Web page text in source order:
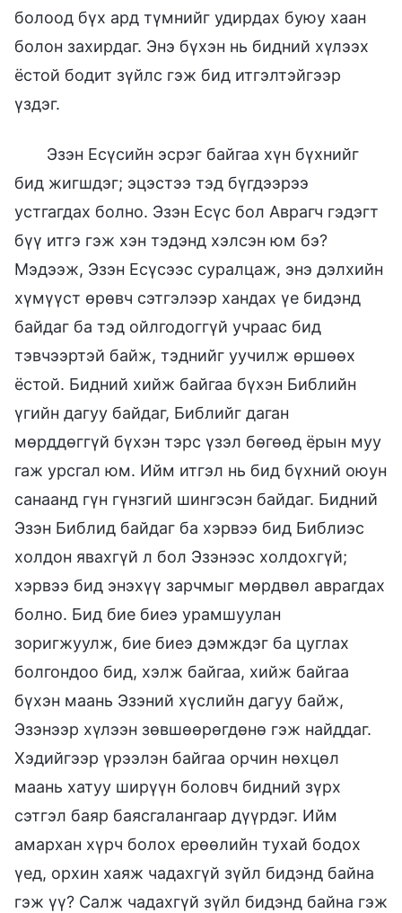
болоод бүх ард түмнийг удирдах буюу хаан
болон захирдаг. Энэ бүхэн нь бидний хүлээх
ёстой бодит зүйлс гэж бид итгэлтэйгээр
үздэг.
Эзэн Есүсийн эсрэг байгаа хүн бүхнийг
бид жигшдэг; эцэстээ тэд бүгдээрээ
устгагдах болно. Эзэн Есүс бол Аврагч гэдэгт
бүү итгэ гэж хэн тэдэнд хэлсэн юм бэ?
Мэдээж, Эзэн Есүсээс суралцаж, энэ дэлхийн
хүмүүст өрөвч сэтгэлээр хандах үе бидэнд
байдаг ба тэд ойлгодоггүй учраас бид
тэвчээртэй байж, тэднийг уучилж өршөөх
ёстой. Бидний хийж байгаа бүхэн Библийн
үгийн дагуу байдаг, Библийг даган
мөрддөггүй бүхэн тэрс үзэл бөгөөд ёрын муу
гаж урсгал юм. Ийм итгэл нь бид бүхний оюун
санаанд гүн гүнзгий шингэсэн байдаг. Бидний
Эзэн Библид байдаг ба хэрвээ бид Библиэс
холдон явахгүй л бол Эзэнээс холдохгүй;
хэрвээ бид энэхүү зарчмыг мөрдвөл аврагдах
болно. Бид бие биеэ урамшуулан
зоригжуулж, бие биеэ дэмждэг ба цуглах
болгондоо бид, хэлж байгаа, хийж байгаа
бүхэн маань Эзэний хүслийн дагуу байж,
Эзэнээр хүлээн зөвшөөрөгдөнө гэж найддаг.
Хэдийгээр үрээлэн байгаа орчин нөхцөл
маань хатуу ширүүн боловч бидний зүрх
сэтгэл баяр баясгалангаар дүүрдэг. Ийм
амархан хүрч болох ерөөлийн тухай бодох
үед, орхин хаяж чадахгүй зүйл бидэнд байна
гэж үү? Салж чадахгүй зүйл бидэнд байна гэж